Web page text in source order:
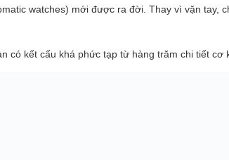
watches) mới được ra đời. Thay vì vặn tay,
có kết cấu khá phức tạp từ hàng trăm chi tiết cơ